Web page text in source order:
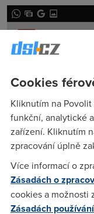
Cookies
Kliknutím na
funkční, analytické
zařízení. Kliknutím
zpracování úplně
Více informací o
Zásadách o
cookies a možnosti
Zásadách